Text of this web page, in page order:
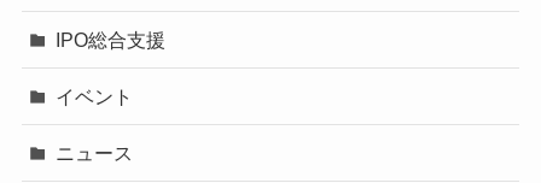
IPO総合支援
イベント
ニュース